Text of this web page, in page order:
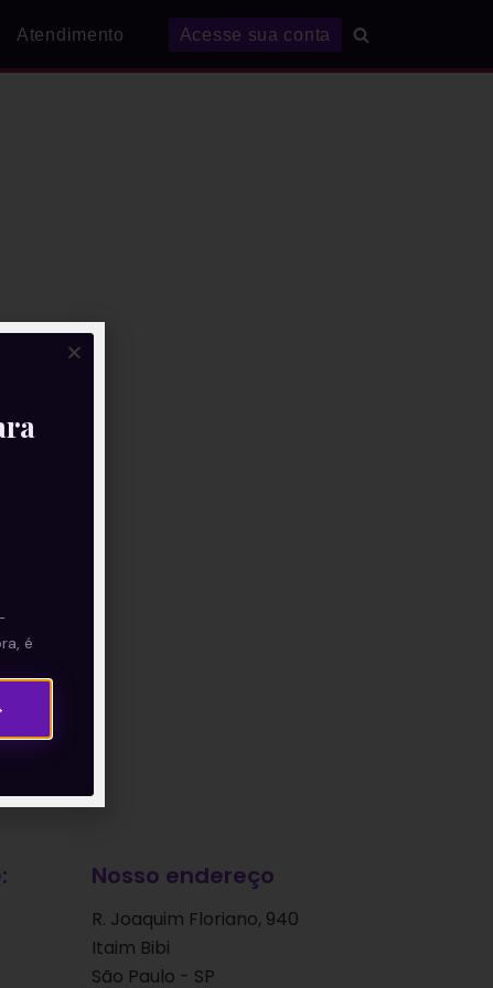
Atendimento Acesse sua conta
Nosso endereço
R. Joaquim Floriano, 940
Itaim Bibi
São Paulo - SP
é